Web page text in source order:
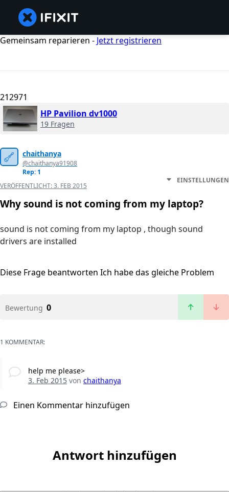
Gemeinsam reparieren - Jetzt registrieren
212971
HP Pavilion dv1000
19 Fragen
chaithanya
@chaithanya91908
Rep: 1
VERÖFFENTLICHT:3. FEB 2015
EINSTELLUNGEN
Why sound is not coming from my laptop?
sound is not coming from my laptop , though sound
drivers are installed
Diese Frage beantworten Ich habe das gleiche Problem
Bewertung 0
1 KOMMENTAR:
help me please>
3. Feb 2015von chaithanya
Einen Kommentar hinzufügen
Antwort hinzufügen